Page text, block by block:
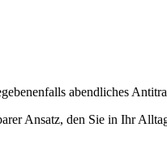
abendliches
Ansatz, den Sie in Ihr